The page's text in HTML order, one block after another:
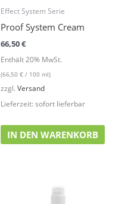
Effect System Serie
Proof System Cream
66,50€
Enthält 20% MwSt.
(66,50 € / 100 ml)
zzgl. Versand
Lieferzeit: sofort lieferbar
IN DEN WARENKORB